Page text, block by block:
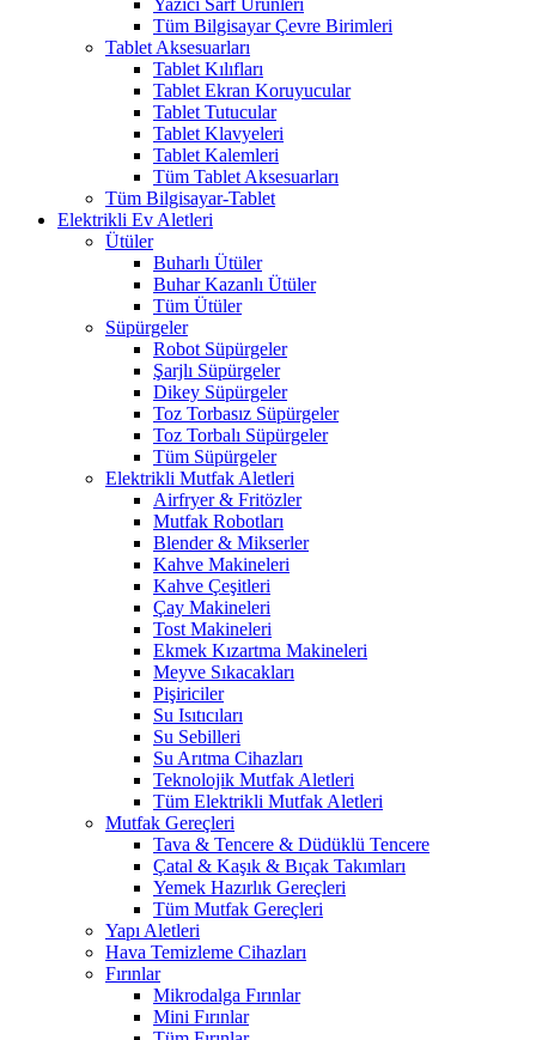
Yazıcı Sarf Ürünleri
Tüm Bilgisayar Çevre Birimleri
Tablet Aksesuarları
Tablet Kılıfları
Tablet Ekran Koruyucular
Tablet Tutucular
Tablet Klavyeleri
Tablet Kalemleri
Tüm Tablet Aksesuarları
Tüm Bilgisayar-Tablet
Elektrikli Ev Aletleri
Ütüler
Buharlı Ütüler
Buhar Kazanlı Ütüler
Tüm Ütüler
Süpürgeler
Robot Süpürgeler
Şarjlı Süpürgeler
Dikey Süpürgeler
Toz Torbasız Süpürgeler
Toz Torbalı Süpürgeler
Tüm Süpürgeler
Elektrikli Mutfak Aletleri
Airfryer & Fritözler
Mutfak Robotları
Blender & Mikserler
Kahve Makineleri
Kahve Çeşitleri
Çay Makineleri
Tost Makineleri
Ekmek Kızartma Makineleri
Meyve Sıkacakları
Pişiriciler
Su Isıtıcıları
Su Sebilleri
Su Arıtma Cihazları
Teknolojik Mutfak Aletleri
Tüm Elektrikli Mutfak Aletleri
Mutfak Gereçleri
Tava & Tencere & Düdüklü Tencere
Çatal & Kaşık & Bıçak Takımları
Yemek Hazırlık Gereçleri
Tüm Mutfak Gereçleri
Yapı Aletleri
Hava Temizleme Cihazları
Fırınlar
Mikrodalga Fırınlar
Mini Fırınlar